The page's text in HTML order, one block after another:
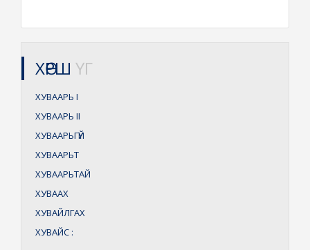
ХӨРШ ҮГ
ХУВААРЬ I
ХУВААРЬ II
ХУВААРЬГҮЙ
ХУВААРЬТ
ХУВААРЬТАЙ
ХУВААХ
ХУВАЙЛГАХ
ХУВАЙС :